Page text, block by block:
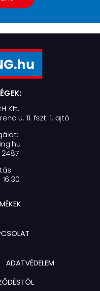
Kft.
u. 11. fszt. 1. ajtó
ADATVÉDELEM